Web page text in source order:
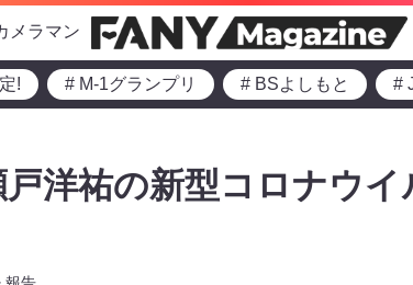
メラマン
! # M-1グランプリ # BSよしもと #
洋祐の新型コロナウ